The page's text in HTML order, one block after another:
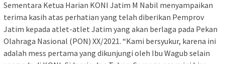
Sementara Ketua Harian KONI Jatim M Nabil menyampaikan
terima kasih atas perhatian yang telah diberikan Pemprov
Jatim kepada atlet-atlet Jatim yang akan berlaga pada Pekan
Olahraga Nasional (PON) XX/2021. “Kami bersyukur, karena ini
adalah mess pertama yang dikunjungi oleh Ibu Wagub selain